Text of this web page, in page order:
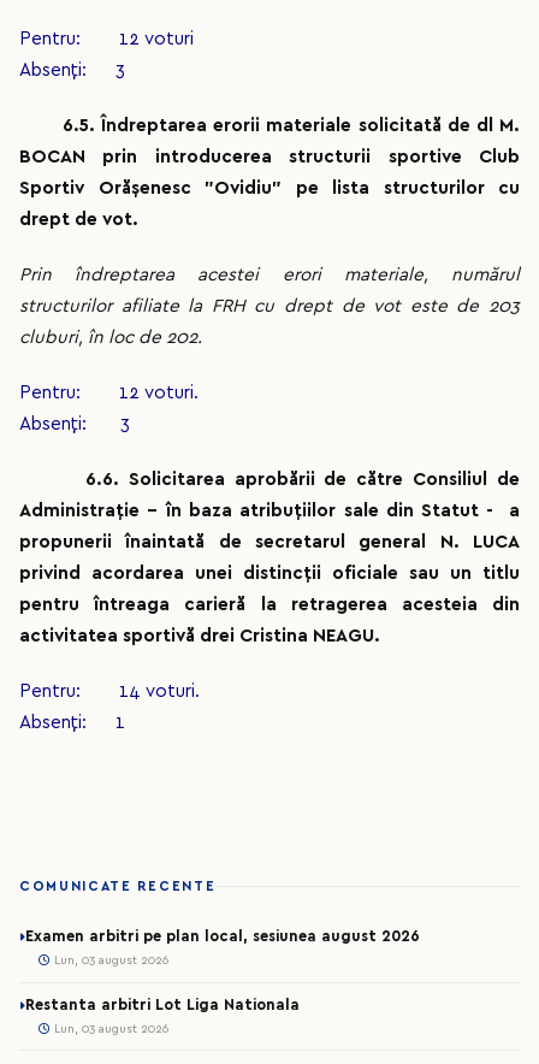
Pentru: 12 voturi
Absenți: 3
6.5. Îndreptarea erorii materiale solicitată de dl M.
BOCAN prin introducerea structurii sportive Club
Sportiv Orășenesc ”Ovidiu” pe lista structurilor cu
drept de vot.
Prin îndreptarea acestei erori materiale, numărul
structurilor afiliate la FRH cu drept de vot este de 203
cluburi, în loc de 202.
Pentru: 12 voturi.
Absenți: 3
6.6. Solicitarea aprobării de către Consiliul de
Administrație - în baza atribuțiilor sale din Statut - a
propunerii înaintată de secretarul general N. LUCA
privind acordarea unei distincții oficiale sau un titlu
pentru întreaga carieră la retragerea acesteia din
activitatea sportivă drei Cristina NEAGU.
Pentru: 14 voturi.
Absenți: 1
COMUNICATE RECENTE
Examen arbitri pe plan local, sesiunea august 2026
Lun, 03 august 2026
Restanta arbitri Lot Liga Nationala
Lun, 03 august 2026